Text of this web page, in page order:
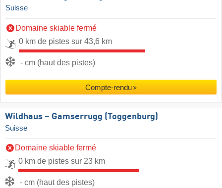
Suisse
Domaine skiable fermé
0 km de pistes sur 43,6 km
- cm (haut des pistes)
Compte-rendu
Wildhaus – Gamserrugg (Toggenburg)
Suisse
Domaine skiable fermé
0 km de pistes sur 23 km
- cm (haut des pistes)